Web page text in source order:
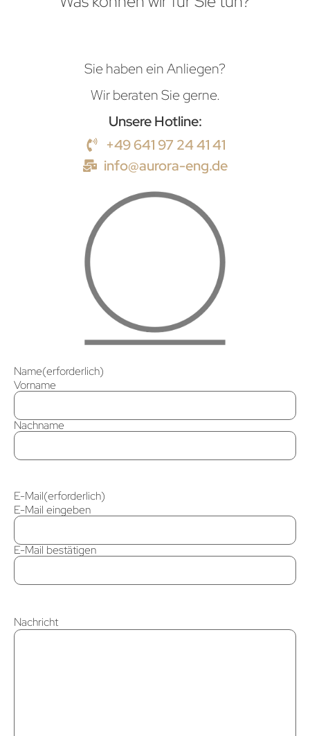
Sie haben ein Anliegen?
Wir beraten Sie gerne.
Unsere Hotline:
+49 641 97 24 41 41
info@aurora-eng.de
Name(erforderlich)
Vorname
Nachname
E-Mail(erforderlich)
E-Mail eingeben
E-Mail bestätigen
Nachricht